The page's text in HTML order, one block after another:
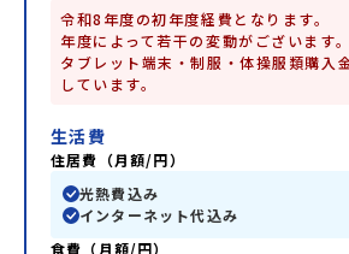
令和8年度の初年度経費となります。
年度によって若干の変動がございます。
タブレット端末・制服・体操服類購入
しています。
生活費
住居費（月額/円）
光熱費込み
インターネット代込み
食費（月額/円）